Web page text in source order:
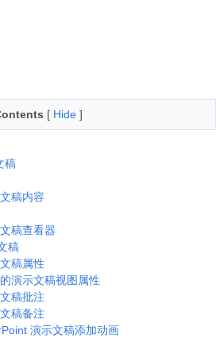
[ Hide ]
稿
稿内容
稿查看器
稿
稿属性
演示文稿视图属性
稿批注
稿备注
演示文稿添加动画